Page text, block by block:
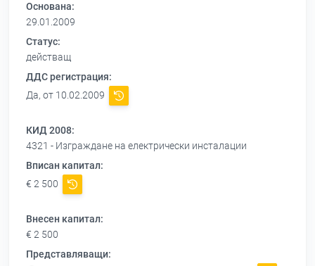
Основана:
29.01.2009
Статус:
действащ
ДДС регистрация:
Да, от 10.02.2009
КИД 2008:
4321 - Изграждане на електрически инсталации
Вписан капитал:
€ 2 500
Внесен капитал:
€ 2 500
Представляващи: